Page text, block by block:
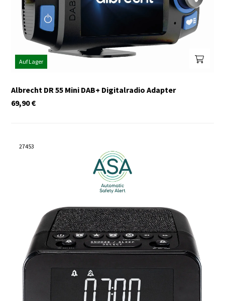
Auf Lager
Albrecht DR 55 Mini DAB+ Digitalradio Adapter
€
69,90
27453